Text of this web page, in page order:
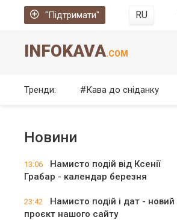
"Підтримати" RU
INFOKAVA.COM
Тренди: Кава до сніданку
Новини
13:06
Намисто подій від Ксенії
Грабар - календар березня
23:42
Намисто подій і дат - новий
проєкт нашого сайту